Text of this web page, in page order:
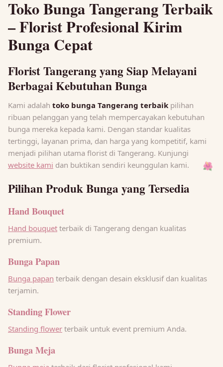
🌺
Toko Bunga Tangerang Terbaik
– Florist Profesional Kirim
Bunga Cepat
Florist Tangerang yang Siap Melayani
Berbagai Kebutuhan Bunga
Kami adalah toko bunga Tangerang terbaik pilihan
ribuan pelanggan yang telah mempercayakan kebutuhan
bunga mereka kepada kami. Dengan standar kualitas
tertinggi, layanan prima, dan harga yang kompetitif, kami
menjadi pilihan utama florist di Tangerang. Kunjungi
website kami dan buktikan sendiri keunggulan kami.
Pilihan Produk Bunga yang Tersedia
Hand Bouquet
Hand bouquet terbaik di Tangerang dengan kualitas
premium.
Bunga Papan
Bunga papan terbaik dengan desain eksklusif dan kualitas
terjamin.
Standing Flower
Standing flower terbaik untuk event premium Anda.
Bunga Meja